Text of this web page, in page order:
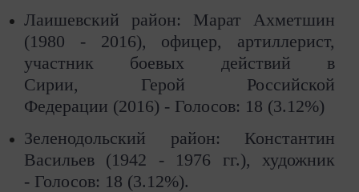
Лаишевский район: Марат Ахметшин
(1980 - 2016), офицер, артиллерист,
участник боевых действий в
Сирии, Герой Российской
Федерации (2016) - Голосов: 18 (3.12%)
Зеленодольский район: Константин
Васильев (1942 - 1976 гг.), художник
- Голосов: 18 (3.12%).